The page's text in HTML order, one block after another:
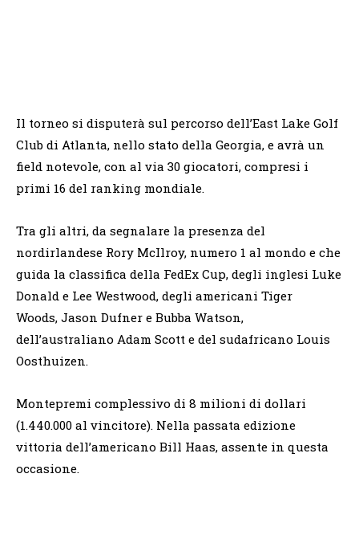
Il torneo si disputerà sul percorso dell’East Lake Golf
Club di Atlanta, nello stato della Georgia, e avrà un
field notevole, con al via 30 giocatori, compresi i
primi 16 del ranking mondiale.
Tra gli altri, da segnalare la presenza del
nordirlandese Rory McIlroy, numero 1 al mondo e che
guida la classifica della FedEx Cup, degli inglesi Luke
Donald e Lee Westwood, degli americani Tiger
Woods, Jason Dufner e Bubba Watson,
dell’australiano Adam Scott e del sudafricano Louis
Oosthuizen.
Montepremi complessivo di 8 milioni di dollari
(1.440.000 al vincitore). Nella passata edizione
vittoria dell’americano Bill Haas, assente in questa
occasione.